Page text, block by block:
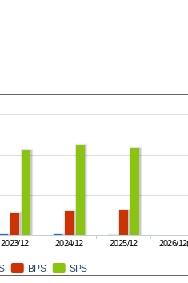
BPS SPS
2023/12 2024/12 2025/12 2026/